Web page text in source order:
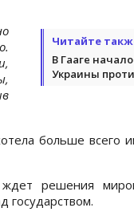
Читайте
В Гааге
Украины
больше всего
решения
государством.